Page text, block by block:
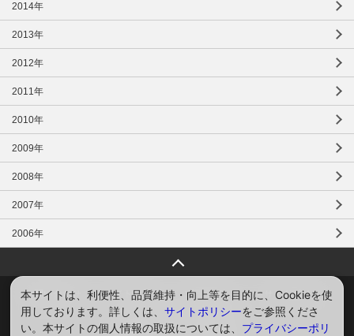
2014年
2013年
2012年
2011年
2010年
2009年
2008年
2007年
2006年
ページトップへ戻る
お問い合わせ サイトマップ プライバシー
サイトポリシー
ソーシャルメディアポリシー
本サイトは、利便性、品質維持・向上等を目的に、Cookieを使
用しております。詳しくは、サイトポリシーをご参照くださ
い。本サイトの個人情報の取扱については、 プライバシーポリ